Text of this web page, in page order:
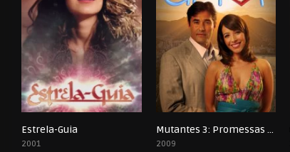
Estrela-Guia
2001
0
Mutantes 3: Promessas de Amor
2009